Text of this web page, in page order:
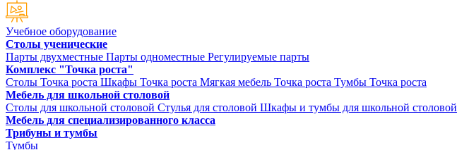
Учебное оборудование
Столы ученические
Парты двухместные Парты одноместные Регулируемые парты
Комплекс "Точка роста"
Столы Точка роста Шкафы Точка роста Мягкая мебель Точка роста Тумбы Точка роста
Мебель для школьной столовой
Столы для школьной столовой Стулья для столовой Шкафы и тумбы для школьной столовой
Мебель для специализированного класса
Трибуны и тумбы
Тумбы